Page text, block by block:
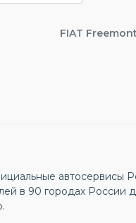
FIAT Freemont
автосервисы
в 90 городах России